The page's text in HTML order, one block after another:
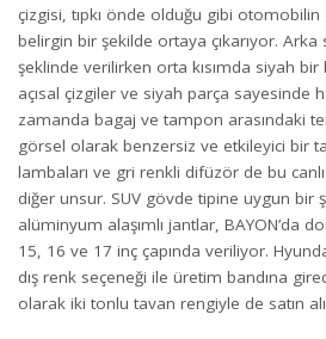
çizgisi, tıpkı önde olduğu gibi otomobilin
belirgin bir şekilde ortaya çıkarıyor.
şeklinde verilirken orta kısımda siyah
açısal çizgiler ve siyah parça sayesinde
zamanda bagaj ve tampon arasındaki
görsel olarak benzersiz ve etkileyici bir
lambaları ve gri renkli difüzör de bu
diğer unsur. SUV gövde tipine uygun bir
alüminyum alaşımlı jantlar, BAYON’da
15, 16 ve 17 inç çapında veriliyor.
dış renk seçeneği ile üretim bandına
olarak iki tonlu tavan rengiyle de satın